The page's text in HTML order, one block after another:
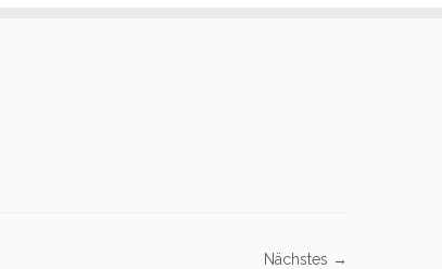
Nächstes →